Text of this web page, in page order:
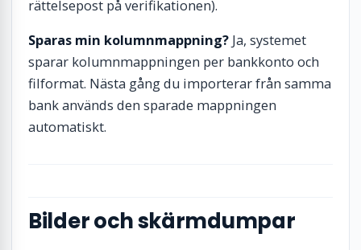
rättelsepost på verifikationen).
Sparas min kolumnmappning? Ja, systemet
sparar kolumnmappningen per bankkonto och
filformat. Nästa gång du importerar från samma
bank används den sparade mappningen
automatiskt.
Bilder och skärmdumpar